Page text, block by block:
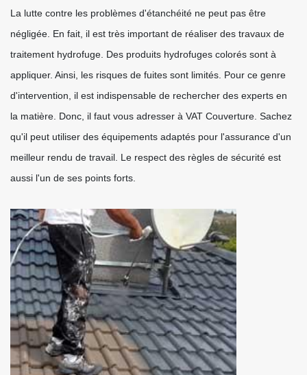
La lutte contre les problèmes d'étanchéité ne peut pas être
négligée. En fait, il est très important de réaliser des travaux de
traitement hydrofuge. Des produits hydrofuges colorés sont à
appliquer. Ainsi, les risques de fuites sont limités. Pour ce genre
d'intervention, il est indispensable de rechercher des experts en
la matière. Donc, il faut vous adresser à VAT Couverture. Sachez
qu'il peut utiliser des équipements adaptés pour l'assurance d'un
meilleur rendu de travail. Le respect des règles de sécurité est
aussi l'un de ses points forts.